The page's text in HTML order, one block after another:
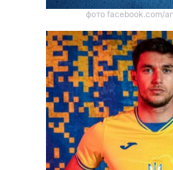
фото facebook.com/